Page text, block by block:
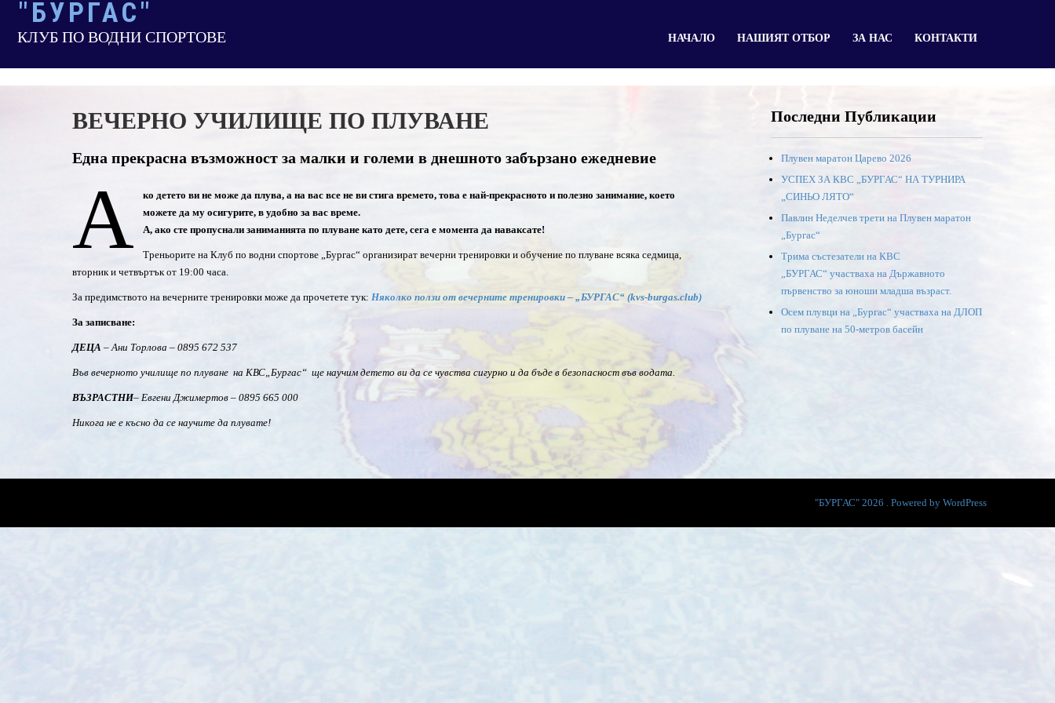
content
"БУРГАС"
КЛУБ ПО ВОДНИ СПОРТОВЕ НАЧАЛО НАШИЯТ ОТБОР ЗА НАС КОНТАКТИ
ВЕЧЕРНО УЧИЛИЩЕ ПО ПЛУВАНЕ
Една прекрасна възможност за малки и големи в днешното забързано ежедневие
А
ко детето ви не може да плува, а на вас все не ви стига времето, това е най-прекрасното и полезно занимание, което
можете да му осигурите, в удобно за вас време.
А, ако сте пропуснали заниманията по плуване като дете, сега е момента да наваксате!
Треньорите на Клуб по водни спортове „Бургас“ организират вечерни тренировки и обучение по плуване всяка седмица,
вторник и четвъртък от 19:00 часа.
За предимството на вечерните тренировки може да прочетете тук: Няколко ползи от вечерните тренировки – „БУРГАС“ (kvs-burgas.club)
За записване:
ДЕЦА – Ани Торлова – 0895 672 537
Във вечерното училище по плуване на КВС„Бургас“ ще научим детето ви да се чувства сигурно и да бъде в безопасност във водата.
ВЪЗРАСТНИ– Евгени Джимертов – 0895 665 000
Никога не е късно да се научите да плувате!
Последни Публикации
Плувен маратон Царево 2026
УСПЕХ ЗА КВС „БУРГАС“ НА ТУРНИРА
„СИНЬО ЛЯТО“
Павлин Неделчев трети на Плувен маратон
„Бургас“
Трима състезатели на КВС
„БУРГАС“ участваха на Държавното
първенство за юноши младша възраст.
Осем плувци на „Бургас“ участваха на ДЛОП
по плуване на 50-метров басейн
"БУРГАС" 2026 . Powered by WordPress